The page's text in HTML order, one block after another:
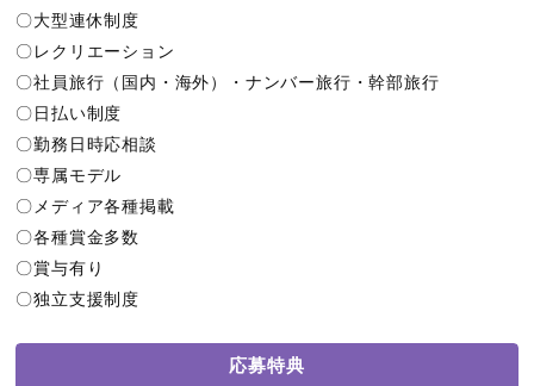
〇大型連休制度
〇レクリエーション
〇社員旅行（国内・海外）・ナンバー旅行・幹部旅行
〇日払い制度
〇勤務日時応相談
〇専属モデル
〇メディア各種掲載
〇各種賞金多数
〇賞与有り
〇独立支援制度
応募特典